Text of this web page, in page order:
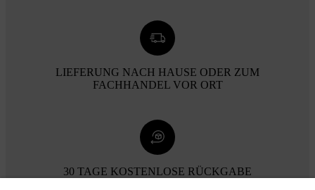
LIEFERUNG NACH HAUSE ODER ZUM
FACHHANDEL VOR ORT
30 TAGE KOSTENLOSE RÜCKGABE